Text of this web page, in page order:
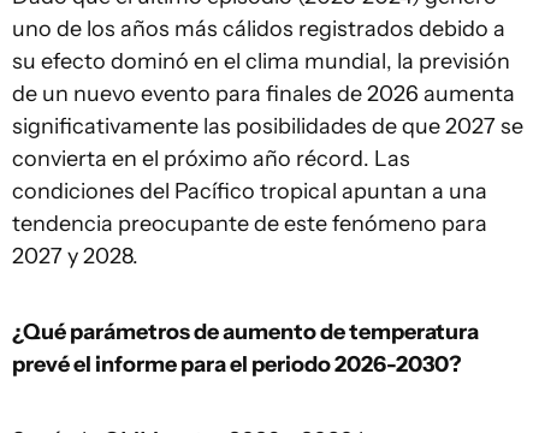
uno de los años más cálidos registrados debido a
su efecto dominó en el clima mundial, la previsión
de un nuevo evento para finales de 2026 aumenta
significativamente las posibilidades de que 2027 se
convierta en el próximo año récord. Las
condiciones del Pacífico tropical apuntan a una
tendencia preocupante de este fenómeno para
2027 y 2028.
¿Qué parámetros de aumento de temperatura
prevé el informe para el periodo 2026-2030?